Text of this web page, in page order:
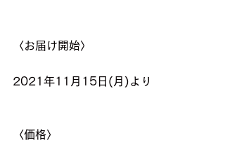
〈お届け開始〉
2021年11月15日(月)より
〈価格〉